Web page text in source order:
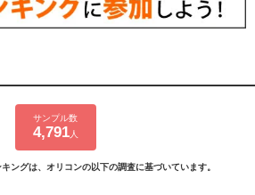
サンプル数
4,791人
ングは、オリコンの以下の調査に基づいています。